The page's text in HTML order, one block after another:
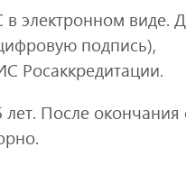
в электронном виде.
подпись),
Росаккредитации.
После